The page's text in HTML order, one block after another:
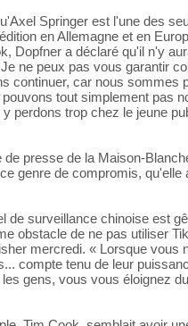
Springer est l'une des
en Allemagne et en
Dopfner a déclaré qu'il n'y
ne peux pas vous garantir
continuer, car nous sommes
tout simplement pas
perdons trop chez le jeune
de presse de la Maison-
genre de compromis, qu'elle
de surveillance chinoise est
obstacle de ne pas utiliser
mercredi. « Lorsque vous
compte tenu de leur
gens, vous vous éloignez